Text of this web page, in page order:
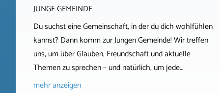
JUNGE GEMEINDE
Du suchst eine Gemeinschaft, in der du dich wohlfühlen
kannst? Dann komm zur Jungen Gemeinde! Wir treffen
uns, um über Glauben, Freundschaft und aktuelle
Themen zu sprechen – und natürlich, um jede…
mehr anzeigen